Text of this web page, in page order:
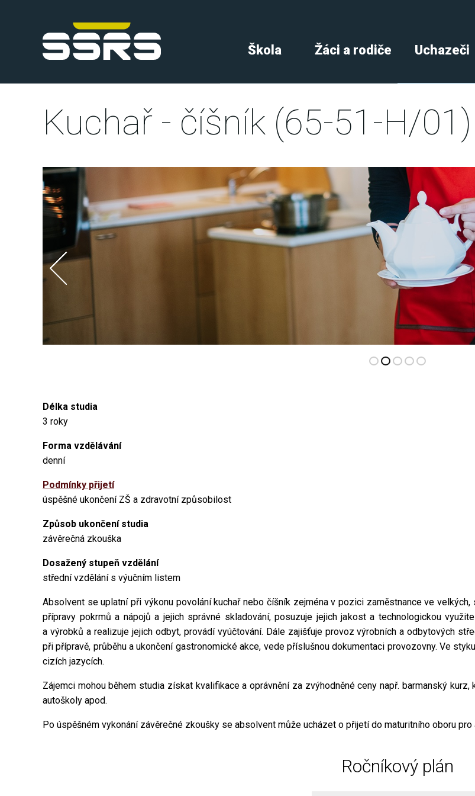
Škola Žáci a rodiče Uchazeči
Kuchař - číšník (65-51-H/01)
Délka studia
3 roky
Forma vzdělávání
denní
Podmínky přijetí
úspěšné ukončení ZŠ a zdravotní způsobilost
Způsob ukončení studia
závěrečná zkouška
Dosažený stupeň vzdělání
střední vzdělání s výučním listem
Absolvent se uplatní při výkonu povolání kuchař nebo číšník zejména v pozici zaměstnance ve
přípravy pokrmů a nápojů a jejich správné skladování, posuzuje jejich jakost a technologickou
a výrobků a realizuje jejich odbyt, provádí vyúčtování. Dále zajišťuje provoz výrobních a odbytových
při přípravě, průběhu a ukončení gastronomické akce, vede příslušnou dokumentaci provozovny. Ve
cizích jazycích.
Zájemci mohou během studia získat kvalifikace a oprávnění za zvýhodněné ceny např. barmanský
autoškoly apod.
Po úspěšném vykonání závěrečné zkoušky se absolvent může ucházet o přijetí do maturitního oboru
Ročníkový plán